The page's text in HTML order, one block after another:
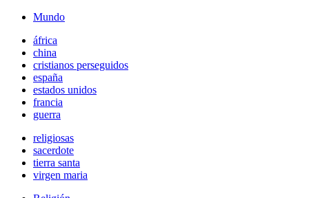
Mundo
áfrica
china
cristianos perseguidos
españa
estados unidos
francia
guerra
religiosas
sacerdote
tierra santa
virgen maria